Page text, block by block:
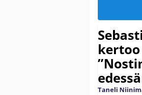
Taneli